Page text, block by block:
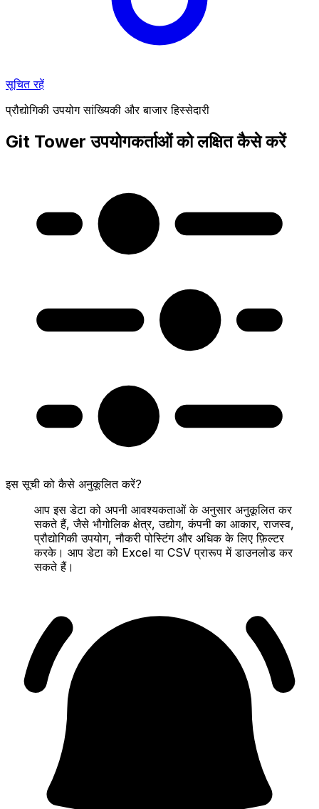
सूचित रहें
प्रौद्योगिकी उपयोग सांख्यिकी और बाजार हिस्सेदारी
Git Tower उपयोगकर्ताओं को लक्षित कैसे करें
इस सूची को कैसे अनुकूलित करें?
आप इस डेटा को अपनी आवश्यकताओं के अनुसार अनुकूलित कर
सकते हैं, जैसे भौगोलिक क्षेत्र, उद्योग, कंपनी का आकार, राजस्व,
प्रौद्योगिकी उपयोग, नौकरी पोस्टिंग और अधिक के लिए फ़िल्टर
करके। आप डेटा को Excel या CSV प्रारूप में डाउनलोड कर
सकते हैं।